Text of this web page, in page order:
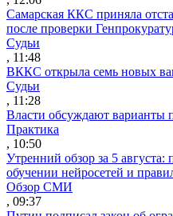
Самарская ККС приняла
после проверки
Судьи
, 11:48
ВККС открыла семь новых
Судьи
, 11:28
Власти обсуждают варианты
Практика
, 10:50
Утренний обзор за 5
обучении нейросетей и
Обзор СМИ
, 09:37